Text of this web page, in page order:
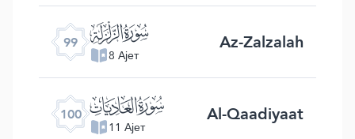
99 ﰐ
8 Ајет Az-Zalzalah
100 ﰑ
11 Ајет Al-Qaadiyaat